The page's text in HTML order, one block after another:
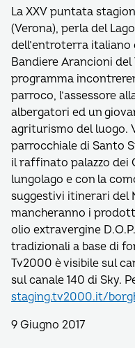
La XXV puntata
(Verona), perla del
dell’entroterra
Bandiere Arancioni
programma
parroco, l’assessore
albergatori ed un
agriturismo del luogo.
parrocchiale di Santo
il raffinato palazzo dei
lungolago e con la
suggestivi itinerari del
mancheranno i
olio extravergine
tradizionali a base di
Tv2000 è visibile sul
sul canale 140 di Sky.
staging.tv2000.it/
9 Giugno 2017